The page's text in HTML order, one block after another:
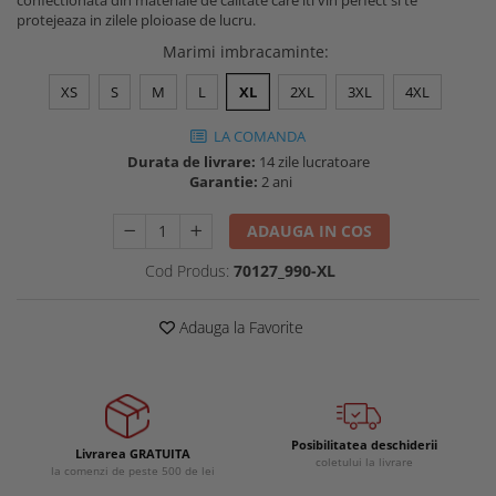
Buzunare externe
Echipamente specializate
Echipamente muncitori ferma
Echipamente trimeri ongloane
Manusi protectie
Casti si antifoane protectie
Menghine si prese
protejeaza in zilele ploioase de lucru.
Marimi imbracaminte:
XS S M L XL 2XL 3XL 4XL
LA COMANDA
Durata de livrare: 14 zile lucratoare
Garantie: 2 ani
ADAUGA IN COS
Cod Produs: 70127_990-XL
Adauga la Favorite
Livrarea GRATUITA
la comenzi de peste 500 de lei
Posibilitatea deschiderii
coletului la livrare